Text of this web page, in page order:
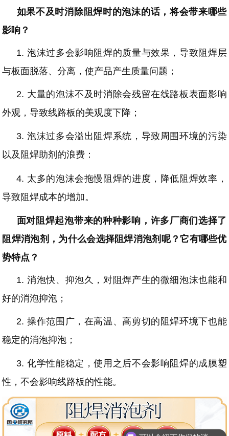
如果不及时消除阻焊时的泡沫的话，将会带来哪些
影响？
1. 泡沫过多会影响阻焊的质量与效果，导致阻焊层
与板面脱落、分离，使产品产生质量问题；
2. 大量的泡沫不及时消除会残留在线路板表面影响
外观，导致线路板的美观度下降；
3. 泡沫过多会溢出阻焊系统，导致周围环境的污染
以及阻焊助剂的浪费：
4. 太多的泡沫会拖慢阻焊的进度，降低阻焊效率，
导致阻焊成本的增加。
面对阻焊起泡带来的种种影响，许多厂商们选择了
阻焊消泡剂，为什么会选择阻焊消泡剂呢？它有哪些优
势特点？
1. 消泡快、抑泡久，对阻焊产生的微细泡沫也能和
好的消泡抑泡；
2. 操作范围广，在高温、高剪切的阻焊环境下也能
稳定的消泡抑泡；
3. 化学性能稳定，使用之后不会影响阻焊的成膜塑
性，不会影响线路板的性能。